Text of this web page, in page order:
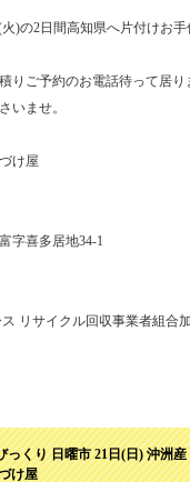
火)の2日間高知県へ片付けお
りご予約のお電話待って居り
いませ。
け屋
字喜多居地34-1
リサイクル回収事業者組合
っくり 日曜市 21日(日) 沖洲
け屋